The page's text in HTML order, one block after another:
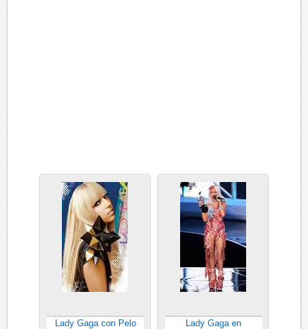
Lady Gaga con Pelo
Lady Gaga en